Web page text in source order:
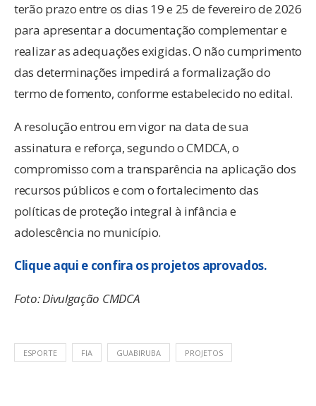
terão prazo entre os dias 19 e 25 de fevereiro de 2026
para apresentar a documentação complementar e
realizar as adequações exigidas. O não cumprimento
das determinações impedirá a formalização do
termo de fomento, conforme estabelecido no edital.
A resolução entrou em vigor na data de sua
assinatura e reforça, segundo o CMDCA, o
compromisso com a transparência na aplicação dos
recursos públicos e com o fortalecimento das
políticas de proteção integral à infância e
adolescência no município.
Clique aqui e confira os projetos aprovados.
Foto: Divulgação CMDCA
ESPORTE FIA GUABIRUBA PROJETOS